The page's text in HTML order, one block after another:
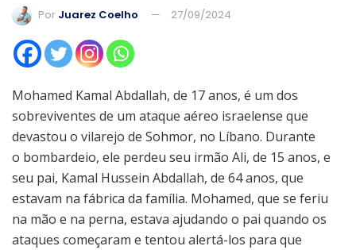
Por Juarez Coelho 27/09/2024
Mohamed Kamal Abdallah, de 17 anos, é um dos
sobreviventes de um ataque aéreo israelense que
devastou o vilarejo de Sohmor, no Líbano. Durante
o bombardeio, ele perdeu seu irmão Ali, de 15 anos, e
seu pai, Kamal Hussein Abdallah, de 64 anos, que
estavam na fábrica da família. Mohamed, que se feriu
na mão e na perna, estava ajudando o pai quando os
ataques começaram e tentou alertá-los para que